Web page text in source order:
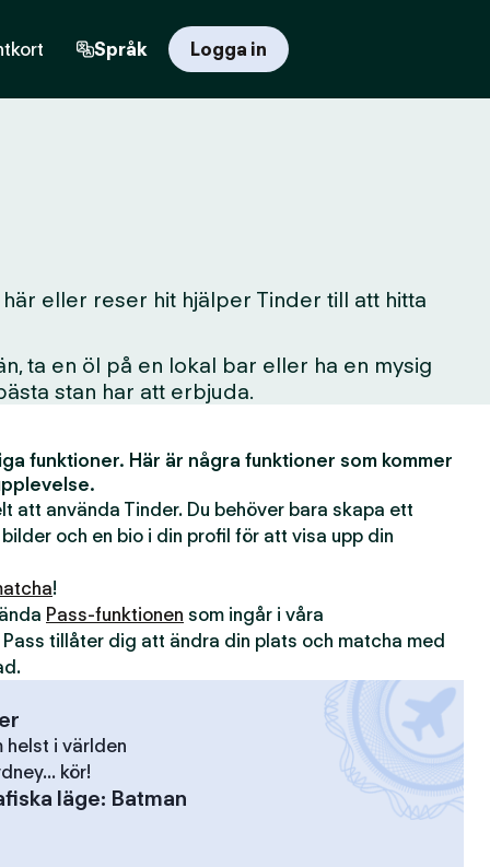
Språk Logga in
eller reser hit hjälper Tinder till att hitta
ta en öl på en lokal bar eller ha en mysig
stan har att erbjuda.
funktioner. Här är några funktioner som kommer
att använda Tinder. Du behöver bara skapa ett
och en bio i din profil för att visa upp din
!
Pass-funktionen som ingår i våra
Pass tillåter dig att ändra din plats och matcha med
helst i världen
kör!
läge: Batman